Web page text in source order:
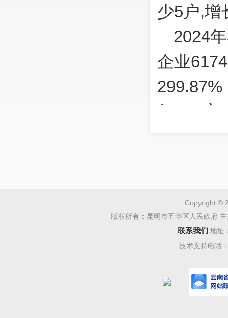
少5户,增
2024
企业
年127户
户，同
2024
年3251
Copyright ©
版权所有：昆明市五华区人民政府
联系我们 地址
技术支持电话